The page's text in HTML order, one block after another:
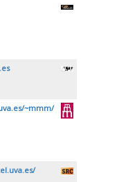
~mmm/